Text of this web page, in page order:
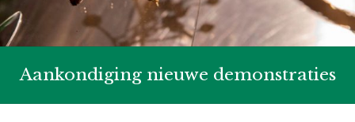
Aankondiging nieuwe demonstraties